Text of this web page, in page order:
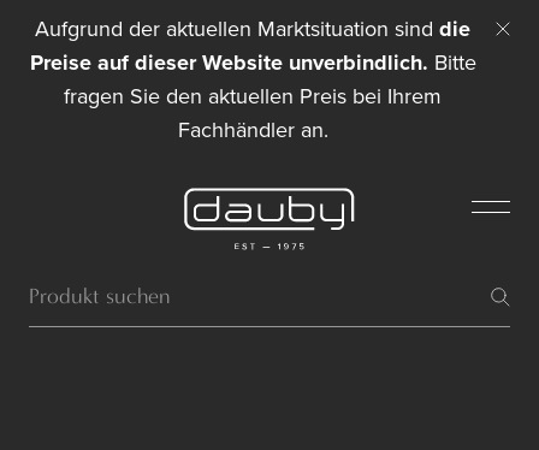
Aufgrund der aktuellen Marktsituation sind die
Preise auf dieser Website unverbindlich. Bitte
fragen Sie den aktuellen Preis bei Ihrem
Fachhändler an.